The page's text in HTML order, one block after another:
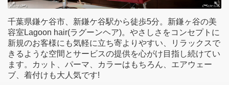
千葉県鎌ケ谷市、新鎌ケ谷駅から徒歩5分。新鎌ヶ谷の美
容室Lagoon hair(ラグーンヘア)。やさしさをコンセプトに
新規のお客様にも気軽に立ち寄よりやすい、リラックスで
きるような空間とサービスの提供を心がけ目指し続けてい
ます。カット、パーマ、カラーはもちろん、エアウェー
ブ、着付けも大人気です!